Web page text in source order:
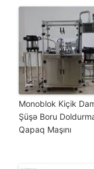
Monoblok Kiçik
Şüşə Boru
Qapaq Maşını